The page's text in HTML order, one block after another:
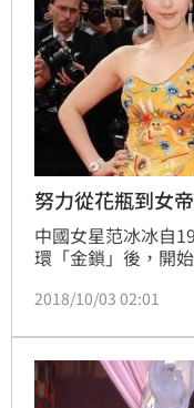
努力從花瓶到女
中國女星范冰冰自
環「金鎖」後，開
價超過30億的「女
被中國政府追討8.8
也讓剛過37歲生日
2018/10/03 02:01